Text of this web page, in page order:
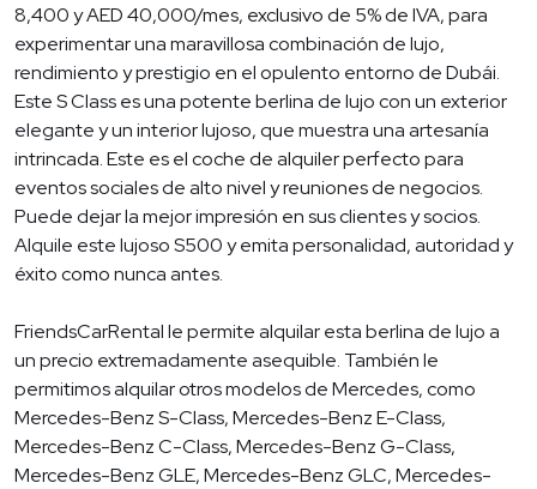
8,400 y AED 40,000/mes, exclusivo de 5% de IVA, para
experimentar una maravillosa combinación de lujo,
rendimiento y prestigio en el opulento entorno de Dubái.
Este S Class es una potente berlina de lujo con un exterior
elegante y un interior lujoso, que muestra una artesanía
intrincada. Este es el coche de alquiler perfecto para
eventos sociales de alto nivel y reuniones de negocios.
Puede dejar la mejor impresión en sus clientes y socios.
Alquile este lujoso S500 y emita personalidad, autoridad y
éxito como nunca antes.
FriendsCarRental le permite alquilar esta berlina de lujo a
un precio extremadamente asequible. También le
permitimos alquilar otros modelos de Mercedes, como
Mercedes-Benz S-Class, Mercedes-Benz E-Class,
Mercedes-Benz C-Class, Mercedes-Benz G-Class,
Mercedes-Benz GLE, Mercedes-Benz GLC, Mercedes-